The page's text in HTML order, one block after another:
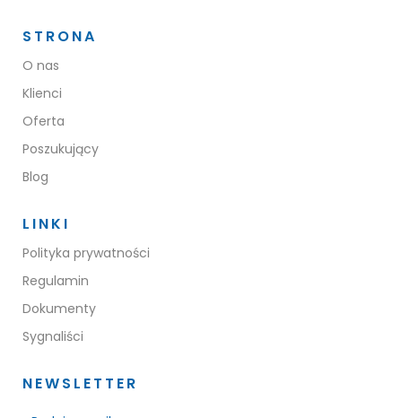
STRONA
O nas
Klienci
Oferta
Poszukujący
Blog
LINKI
Polityka prywatności
Regulamin
Dokumenty
Sygnaliści
NEWSLETTER